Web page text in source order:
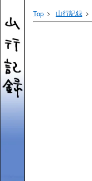
Top 山行記録